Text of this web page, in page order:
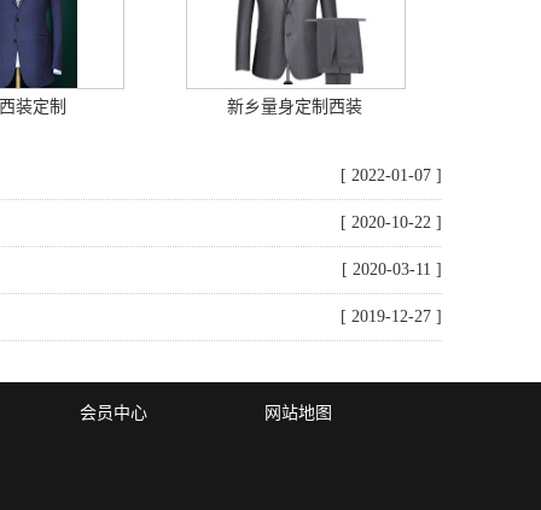
装定制 新乡量身定制西装
[ 2022-01-07 ]
[ 2020-10-22 ]
[ 2020-03-11 ]
[ 2019-12-27 ]
会员中心 网站地图